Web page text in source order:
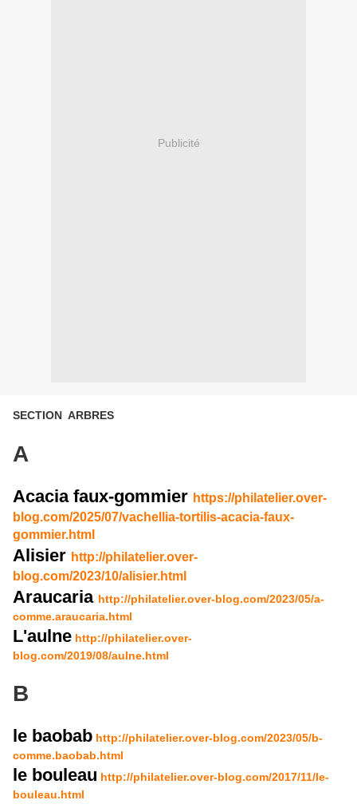
Publicité
SECTION ARBRES
A
Acacia faux-gommier https://philatelier.over-
blog.com/2025/07/vachellia-tortilis-acacia-faux-
gommier.html
Alisier http://philatelier.over-
blog.com/2023/10/alisier.html
Araucaria http://philatelier.over-blog.com/2023/05/a-
comme.araucaria.html
L'aulne http://philatelier.over-
blog.com/2019/08/aulne.html
B
le baobab http://philatelier.over-blog.com/2023/05/b-
comme.baobab.html
le bouleau http://philatelier.over-blog.com/2017/11/le-
bouleau.html